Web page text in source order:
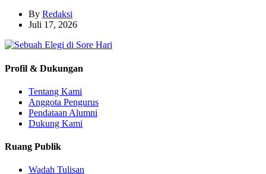
By Redaksi
Juli 17, 2026
Profil & Dukungan
Tentang Kami
Anggota Pengurus
Pendataan Alumni
Dukung Kami
Ruang Publik
Wadah Tulisan